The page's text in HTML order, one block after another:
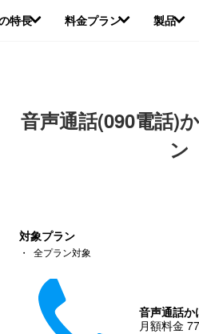
文
特長 料金プラン 製品
音声通話(090電話)
ン
対象プラン
・ 全プラン対象
音声通話か
月額料金